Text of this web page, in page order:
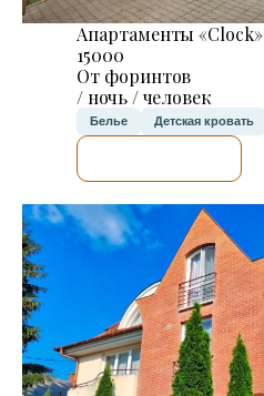
Апартаменты «Clock»
15000
От форинтов
/ ночь / человек
Белье Детская кровать